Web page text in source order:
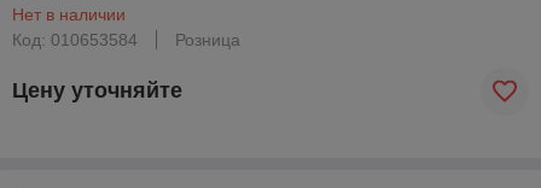
Нет в наличии
Код: 010653584
Розница
Цену уточняйте